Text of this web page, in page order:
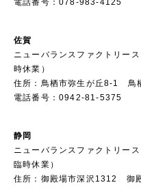
電話番号：078-983-4125
佐賀
ニューバランスファクトリ
時休業）
住所：鳥栖市弥生が丘8-1 鳥
電話番号：0942-81-5375
静岡
ニューバランスファクトリ
臨時休業）
住所：御殿場市深沢1312 御